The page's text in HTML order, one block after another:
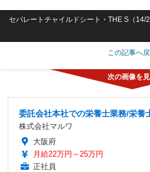
セパレートチャイルドシート・THE S（14/
この記事へ
委託会社本社での栄養士業務/栄養
株式会社マルワ
大阪府
月給22万円～25万円
正社員